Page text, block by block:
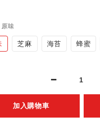
原味
芝麻 海苔 蜂蜜
加入購物車